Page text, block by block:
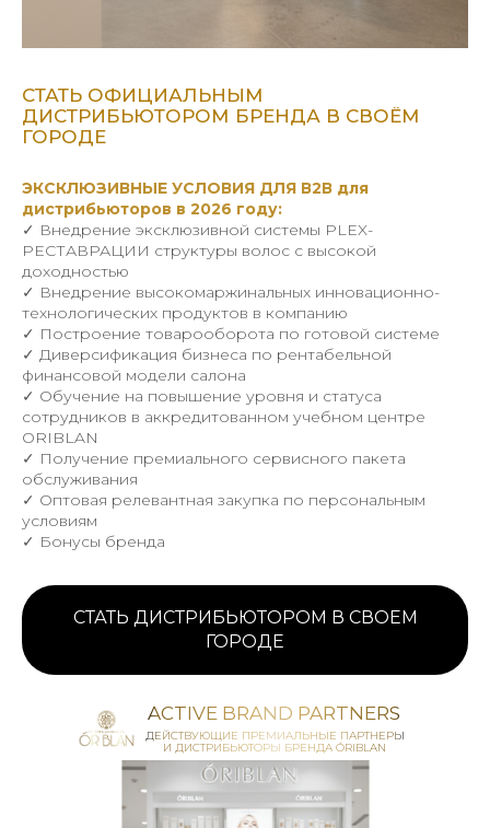
СТАТЬ ОФИЦИАЛЬНЫМ
ДИСТРИБЬЮТОРОМ БРЕНДА В СВОЁМ
ГОРОДЕ
ЭКСКЛЮЗИВНЫЕ УСЛОВИЯ ДЛЯ В2В для
дистрибьюторов в 2026 году:
✓ Внедрение эксклюзивной системы PLEX-
РЕСТАВРАЦИИ структуры волос с высокой
доходностью
✓ Внедрение высокомаржинальных инновационно-
технологических продуктов в компанию
✓ Построение товарооборота по готовой системе
✓ Диверсификация бизнеса по рентабельной
финансовой модели салона
✓ Обучение на повышение уровня и статуса
сотрудников в аккредитованном учебном центре
ORIBLAN
✓ Получение премиального сервисного пакета
обслуживания
✓ Оптовая релевантная закупка по персональным
условиям
✓ Бонусы бренда
СТАТЬ ДИСТРИБЬЮТОРОМ В СВОЕМ
ГОРОДЕ
ДЕЙСТВУЮЩИЕ ПРЕМИАЛЬНЫЕ ПАРТНЕРЫ
И ДИСТРИБЬЮТОРЫ БРЕНДА ÓRIBLAN
ACTIVE BRAND PARTNERS